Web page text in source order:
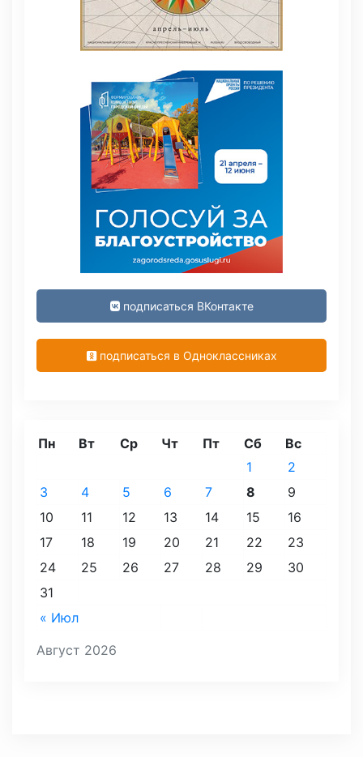
подписаться ВКонтакте
подписаться в Одноклассниках
Август 2026
Пн Вт Ср Чт Пт Сб Вс
« Июл
1
2
3
4 5 6 7 8
9
10
11 12 13 14 15
16
17
18 19 20 21 22
23
24
25 26 27 28 29
30
31